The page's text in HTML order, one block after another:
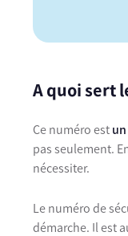
A quoi sert
Ce numéro est
pas seulement.
nécessiter.
Le numéro de
démarche. Il est